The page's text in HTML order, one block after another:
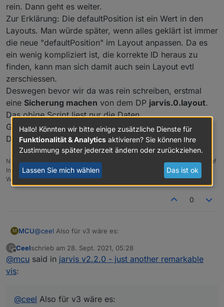
rein. Dann geht es weiter.
Zur Erklärung: Die defaultPosition ist ein Wert in den
Layouts. Man würde später, wenn alles geklärt ist immer
die neue "defaultPosition" im Layout anpassen. Da es
ein wenig kompliziert ist, die korrekte ID heraus zu
finden, kann man sich damit auch sein Layout evtl
zerschiessen.
Deswegen bevor wir da was rein schreiben, erstmal
eine Sicherung machen von dem DP jarvis.0.layout.
Das obige Script liest nur die Daten.
Grundsätzliche Frage: Du machst täglich eine
Datensicherung von jarvis?
NUC i7 64GB mit Proxmox ----Jarvis Infos
Aktualisierungen der Doku auf
Instagram verfolgen ->mcuiobroker Instagram
Wenn Euch mein Vorschlag geholfen hat, bitte rechts "^" klicken.
0
M MCU@ceel Also für v3 wäre es:
/* nur für v3 */
.q-dialog .q-card {
C Ceelschrieb am 28. Sept. 2021, 05:28
zuletzt editiert von
@mcu said in jarvis v2.2.0 - just another remarkable
vis:
@ceel Also für v3 wäre es:
Hallo! Könnten wir bitte einige zusätzliche Dienste für
Funktionalität & Analytics aktivieren? Sie können Ihre
Zustimmung später jederzeit ändern oder zurückziehen.
Lassen Sie mich wählen Das ist ok